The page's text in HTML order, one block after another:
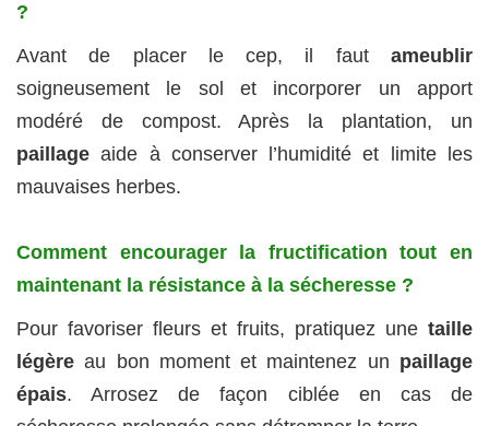
?
Avant de placer le cep, il faut ameublir
soigneusement le sol et incorporer un apport
modéré de compost. Après la plantation, un
paillage aide à conserver l’humidité et limite les
mauvaises herbes.
Comment encourager la fructification tout en
maintenant la résistance à la sécheresse ?
Pour favoriser fleurs et fruits, pratiquez une taille
légère au bon moment et maintenez un paillage
épais. Arrosez de façon ciblée en cas de